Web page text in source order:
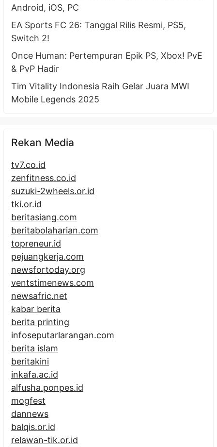
Android, iOS, PC
EA Sports FC 26: Tanggal Rilis Resmi, PS5,
Switch 2!
Once Human: Pertempuran Epik PS, Xbox! PvE
& PvP Hadir
Tim Vitality Indonesia Raih Gelar Juara MWI
Mobile Legends 2025
Rekan Media
tv7.co.id
zenfitness.co.id
suzuki-2wheels.or.id
tki.or.id
beritasiang.com
beritabolaharian.com
topreneur.id
pejuangkerja.com
newsfortoday.org
ventstimenews.com
newsafric.net
kabar berita
berita printing
infoseputarlarangan.com
berita islam
beritakini
inkafa.ac.id
alfusha.ponpes.id
mogfest
dannews
balqis.or.id
relawan-tik.or.id